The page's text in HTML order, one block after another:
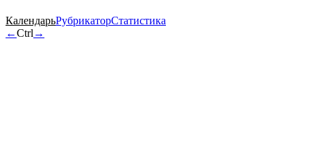
КалендарьРубрикаторСтатистика
←Ctrl →